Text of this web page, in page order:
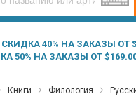
40% НА ЗАКАЗЫ ОТ
50% НА ЗАКАЗЫ ОТ
Книги Филология